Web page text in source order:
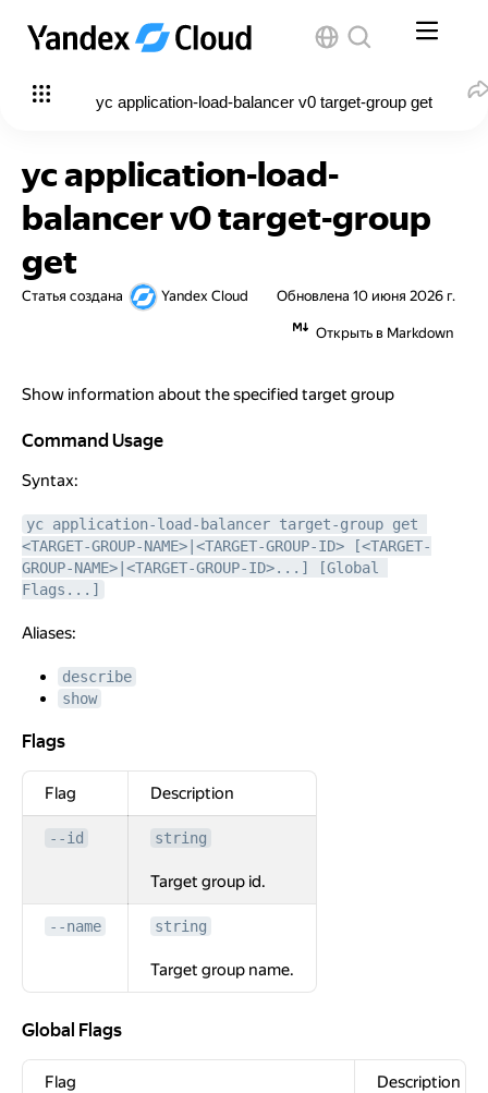
yc application-load-balancer v0 target-group get
yc application-load-
balancer v0 target-group
get
Статья создана Yandex Cloud Обновлена 10 июня 2026 г.
Открыть в Markdown
Show information about the specified target group
Command Usage
Command Usage
Syntax:
yc application-load-balancer target-group get
<TARGET-GROUP-NAME>|<TARGET-GROUP-ID> [<TARGET-
GROUP-NAME>|<TARGET-GROUP-ID>...] [Global
Flags...]
Aliases:
describe
show
Flags
Flags
Flag Description
--id string
Target group id.
--name string
Target group name.
Global Flags
Global Flags
Flag Description